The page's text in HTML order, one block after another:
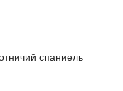
спаниель